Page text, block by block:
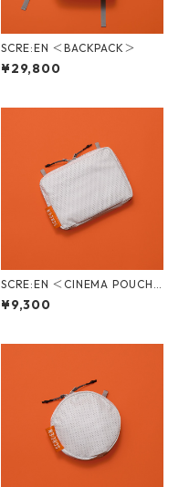
SCRE:EN ＜BACKPACK＞
¥29,800
SCRE:EN ＜CINEMA POUCH /
FLAT＞
¥9,300